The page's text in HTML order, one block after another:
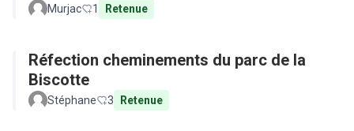
Murjac 1 Retenue
Réfection cheminements du parc de la
Biscotte
Stéphane 3 Retenue